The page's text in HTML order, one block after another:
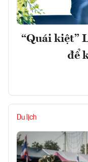
“Quái kiệt”
để
Du lịch